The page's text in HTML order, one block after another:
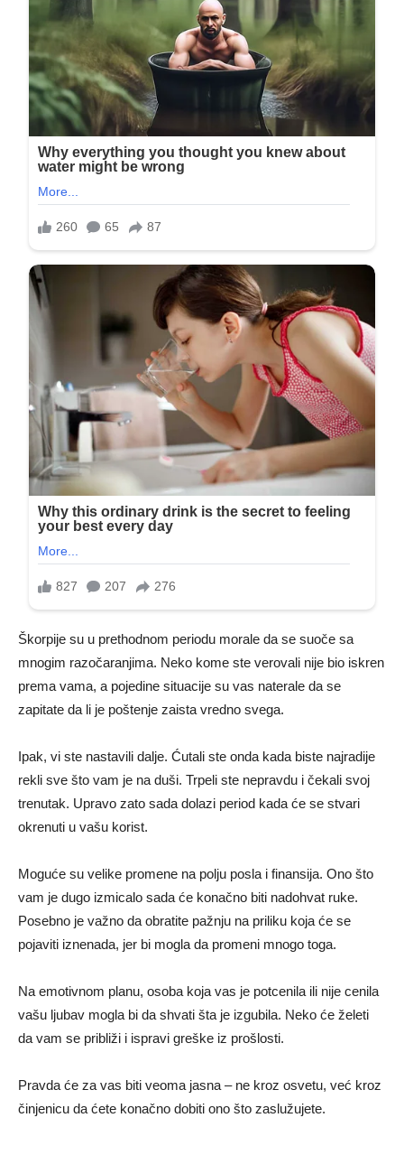
Škorpije su u prethodnom periodu morale da se suoče sa
mnogim razočaranjima. Neko kome ste verovali nije bio iskren
prema vama, a pojedine situacije su vas naterale da se
zapitate da li je poštenje zaista vredno svega.
Ipak, vi ste nastavili dalje. Ćutali ste onda kada biste najradije
rekli sve što vam je na duši. Trpeli ste nepravdu i čekali svoj
trenutak. Upravo zato sada dolazi period kada će se stvari
okrenuti u vašu korist.
Moguće su velike promene na polju posla i finansija. Ono što
vam je dugo izmicalo sada će konačno biti nadohvat ruke.
Posebno je važno da obratite pažnju na priliku koja će se
pojaviti iznenada, jer bi mogla da promeni mnogo toga.
Na emotivnom planu, osoba koja vas je potcenila ili nije cenila
vašu ljubav mogla bi da shvati šta je izgubila. Neko će želeti
da vam se približi i ispravi greške iz prošlosti.
Pravda će za vas biti veoma jasna – ne kroz osvetu, već kroz
činjenicu da ćete konačno dobiti ono što zaslužujete.